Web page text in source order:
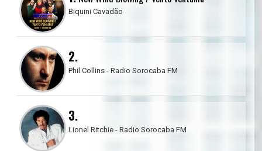
Biquini Cavadão
2.
Phil Collins - Radio Sorocaba FM
3.
Lionel Ritchie - Radio Sorocaba FM